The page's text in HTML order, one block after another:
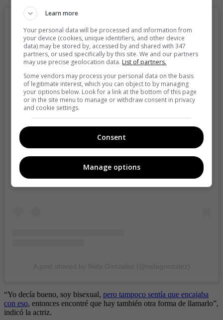
View this post on Instagram
“Yo decía bueno, soy bisexual, pero tampoco sentía que encajaba
con eso, entonces encontré que hay también otra forma de llamarlo”,
indicó la actriz.
Learn more
Your personal data will be processed and information from
your device (cookies, unique identifiers, and other device
data) may be stored by, accessed by and shared with 347
partners, or used specifically by this site. We and our partners
may use precise geolocation data. List of partners.
Some vendors may process your personal data on the basis
of legitimate interest, which you can object to by managing
your options below. Look for a link at the bottom of this page
or in the site menu to manage or withdraw consent in privacy
and cookie settings.
Consent
Manage options